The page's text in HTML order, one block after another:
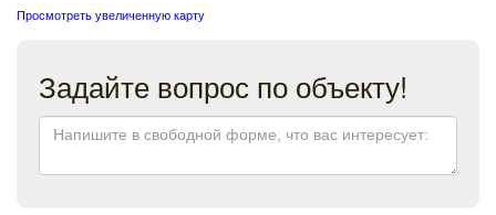
Просмотреть увеличенную карту
Задайте вопрос по объекту!